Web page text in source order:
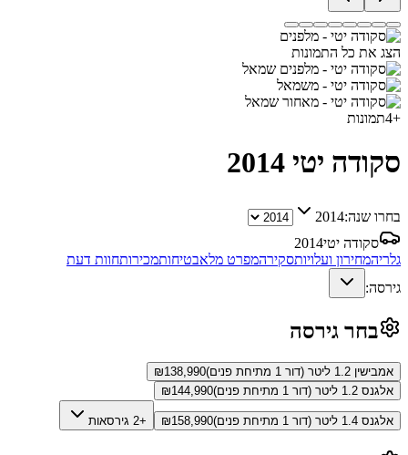
הצג את כל התמונות
+
4תמונות
סקודה יטי 2014
בחרו שנה:2014
סקודה יטי2014
גלריהמחירון ועלויותסקירהמפרט מלאבטיחותמכירותחוות דעת
גירסה:
בחר גירסה
אמבישין 1.2 ליטר (דור 1 מתיחת פנים) ₪138,990
אלגנס 1.2 ליטר (דור 1 מתיחת פנים)
₪144,990
אלגנס 1.4 ליטר (דור 1 מתיחת פנים) ₪158,990 +2 גירסאות